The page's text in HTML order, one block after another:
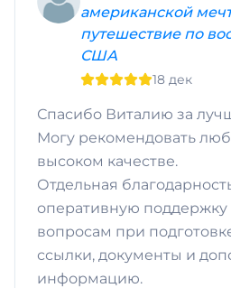
американской
путешествие по
США
18 дек
Спасибо Виталию за
Могу рекомендовать
высоком качестве.
Отдельная
оперативную поддержку
вопросам при
ссылки, документы и
информацию.